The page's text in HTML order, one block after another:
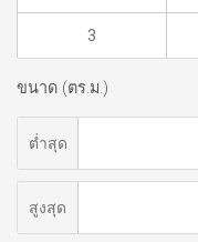
3
ขนาด (ตร.ม.)
ต่ำสุด
สูงสุด